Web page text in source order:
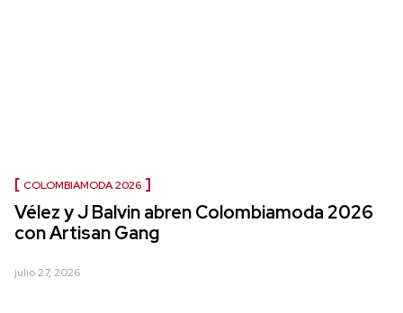
COLOMBIAMODA 2026
Vélez y J Balvin abren Colombiamoda 2026
con Artisan Gang
julio 27, 2026